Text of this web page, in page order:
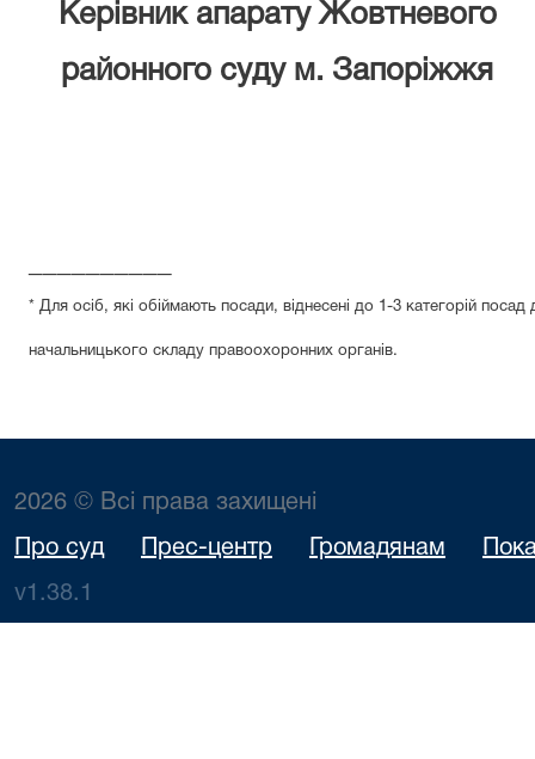
Керівник апарату Жовтневого
районного суду м. Запоріжжя
* Для осіб, які обіймають посади, віднесені до 1-3 категорій
начальницького складу правоохоронних органів.
2026 © Всі права захищені
Про суд Прес-центр Громадянам
v1.38.1